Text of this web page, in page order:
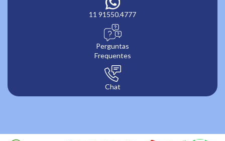
11 91550.4777
Perguntas
Frequentes
Chat